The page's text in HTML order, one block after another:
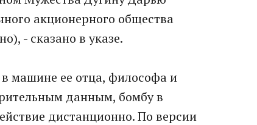
акционерного общества
- сказано в указе.
в машине ее отца, философа и
данным, бомбу в
дистанционно. По версии